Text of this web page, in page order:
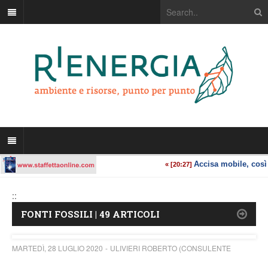
::
FONTI FOSSILI | 49 ARTICOLI
MARTEDÌ, 28 LUGLIO 2020
ULIVIERI ROBERTO (CONSULENTE